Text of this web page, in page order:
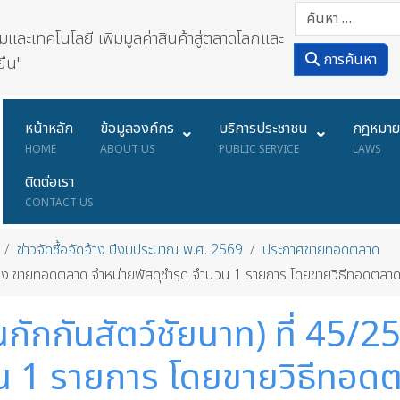
เทคโนโลยี เพิ่มมูลค่าสินค้าสู่ตลาดโลกและ
น"
การค้นหา
หน้าหลัก
HOME
ข้อมูลองค์กร
ABOUT US
บริการประชาชน
PUBLIC SERVICE
กฎหมาย
LAWS
ติดต่อเรา
CONTACT US
ข่าวจัดซื้อจัดจ้าง ปีงบประมาณ พ.ศ. 2569
ประกาศขายทอดตลาด
ายทอดตลาด จำหน่ายพัสดุชำรุด จำนวน 1 รายการ โดยขายวิธีทอดตลา
กกันสัตว์ชัยนาท) ที่ 45/
รายการ โดยขายวิธีทอ